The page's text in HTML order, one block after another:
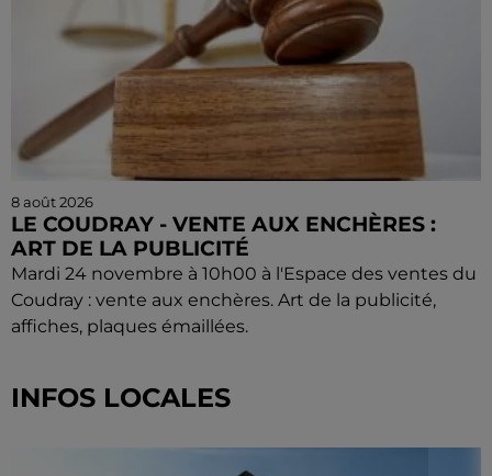
8 août 2026
LE COUDRAY - VENTE AUX ENCHÈRES :
ART DE LA PUBLICITÉ
Mardi 24 novembre à 10h00 à l'Espace des ventes du
Coudray : vente aux enchères. Art de la publicité,
affiches, plaques émaillées.
INFOS LOCALES